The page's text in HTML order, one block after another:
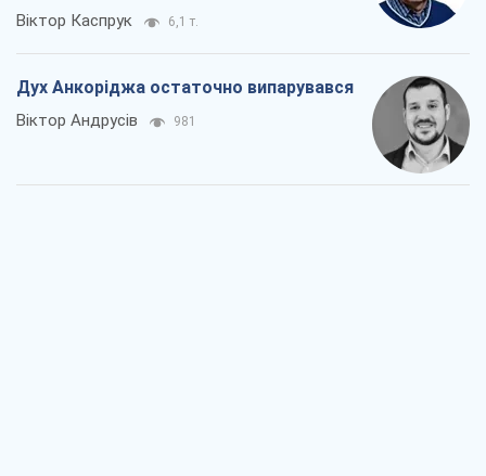
Віктор Каспрук 6,1 т.
Дух Анкоріджа остаточно випарувався
Віктор Андрусів 981